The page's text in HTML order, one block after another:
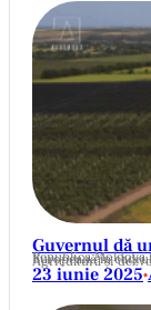
Guvernul dă
Republica Moldova se pregătește pentru evaluarea de
23 iunie 2025•